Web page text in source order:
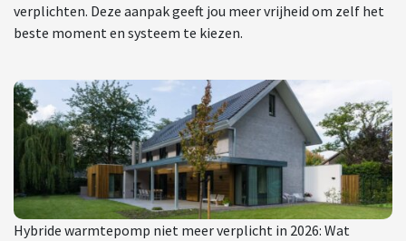
verplichten. Deze aanpak geeft jou meer vrijheid om zelf het
beste moment en systeem te kiezen.
Hybride warmtepomp niet meer verplicht in 2026: Wat